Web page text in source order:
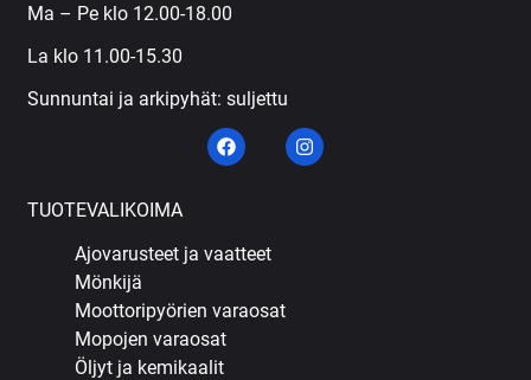
Ma – Pe klo 12.00-18.00
La klo 11.00-15.30
Sunnuntai ja arkipyhät: suljettu
TUOTEVALIKOIMA
Ajovarusteet ja vaatteet
Mönkijä
Moottoripyörien varaosat
Mopojen varaosat
Öljyt ja kemikaalit